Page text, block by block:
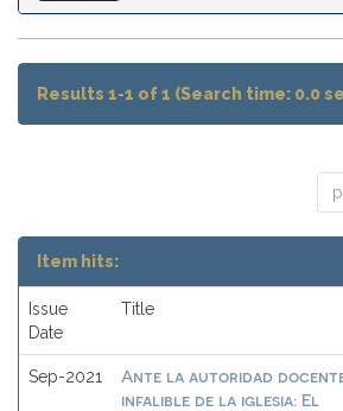
Results 1-1 of 1 (Search time: 0.0
Item hits:
Issue
Date
Title
Sep-2021
Ante la autoridad
infalible de la iglesia: El